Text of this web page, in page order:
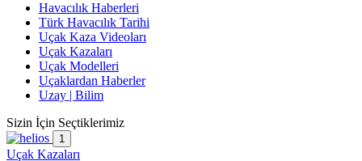
Havacılık Haberleri
Türk Havacılık Tarihi
Uçak Kaza Videoları
Uçak Kazaları
Uçak Modelleri
Uçaklardan Haberler
Uzay | Bilim
Sizin İçin Seçtiklerimiz
1
Uçak Kazaları